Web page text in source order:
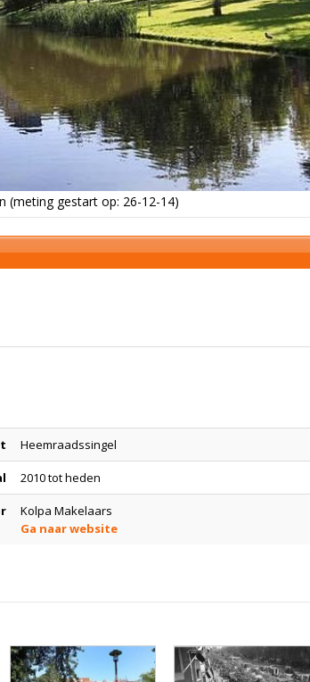
(meting gestart op: 26-12-14)
Heemraadssingel
2010 tot heden
Kolpa Makelaars
Ga naar website